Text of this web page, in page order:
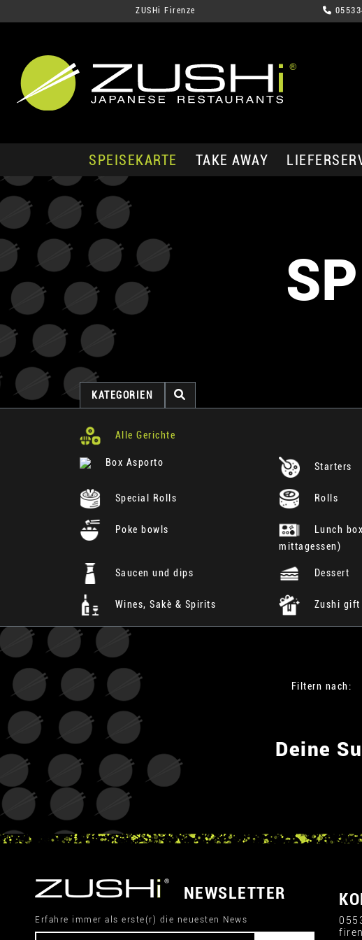
ZUSHi Firenze
SPEISEKARTE TAKE AWAY
KATEGORIEN
Alle Gerichte
Box Asporto Starters
Special Rolls Rolls
Poke bowls
Lunch
mittagessen)
Saucen und dips Dessert
Wines, Sakè & Spirits Zushi gift
Filtern nach:
Deine
NEWSLETTER
Erfahre immer als erste(r) die neuesten News